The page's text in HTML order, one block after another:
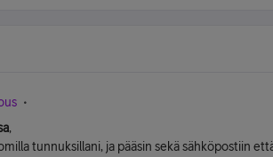
,
tunnuksillani, ja pääsin sekä sähköpostiin